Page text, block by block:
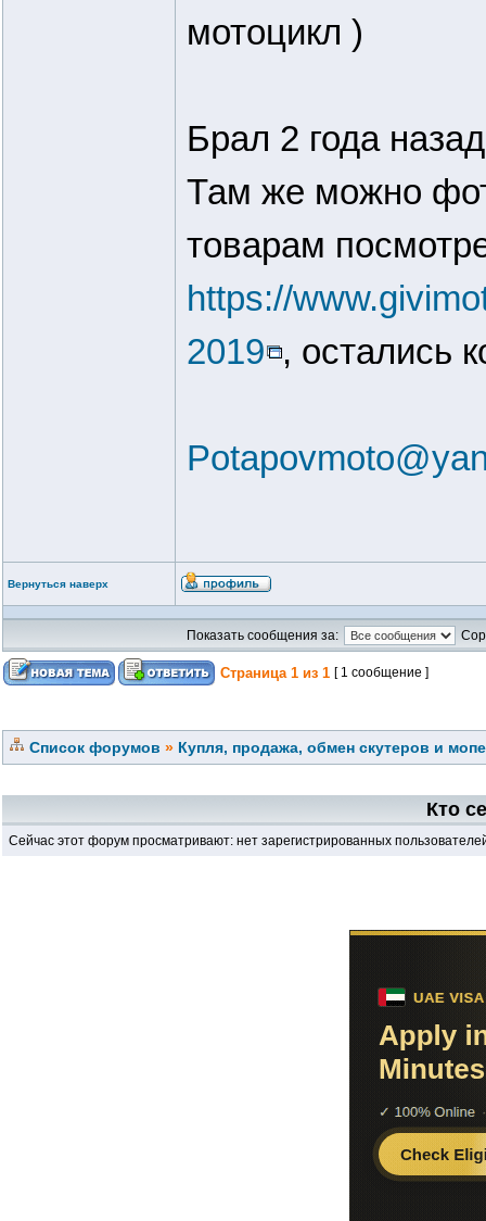
мотоцикл )
Брал 2 года
Там же можно
товарам
https://
2019 , остались
Вернуться наверх
Показать сообщения за:
Страница 1 из 1 [ 1 сообщение ]
Список форумов » Купля, продажа, обмен скутеров и
Кто
Сейчас этот форум просматривают: нет зарегистрированных